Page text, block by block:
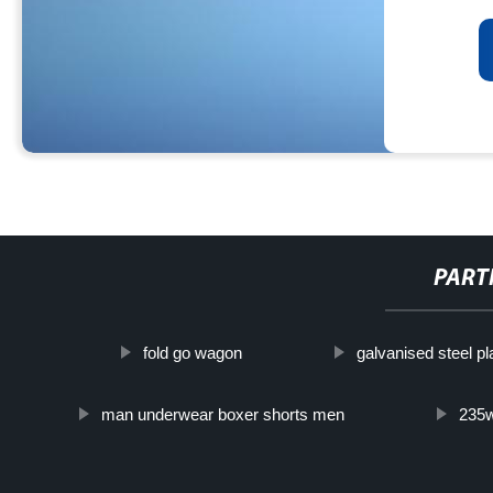
fold go wagon galvanised steel
man underwear boxer shorts men